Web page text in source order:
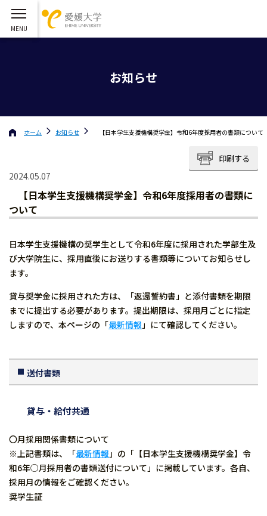
お知らせ
ホーム お知らせ 【日本学生支援機構奨学金】令和6年度採用者の書類について
印刷する
2024.05.07
【日本学生支援機構奨学金】令和6年度採用者の書類に
ついて
日本学生支援機構の奨学生として令和6年度に採用された学部生及
び大学院生に、採用直後にお送りする書類等についてお知らせし
ます。
貸与奨学金に採用された方は、「返還誓約書」と添付書類を期限
までに提出する必要があります。提出期限は、採用月ごとに指定
しますので、本ページの「最新情報」にて確認してください。
送付書類
貸与・給付共通
〇月採用関係書類について
※上記書類は、「最新情報」の「【日本学生支援機構奨学金】令
和6年○月採用者の書類送付について」に掲載しています。各自、
採用月の情報をご確認ください。
奨学生証